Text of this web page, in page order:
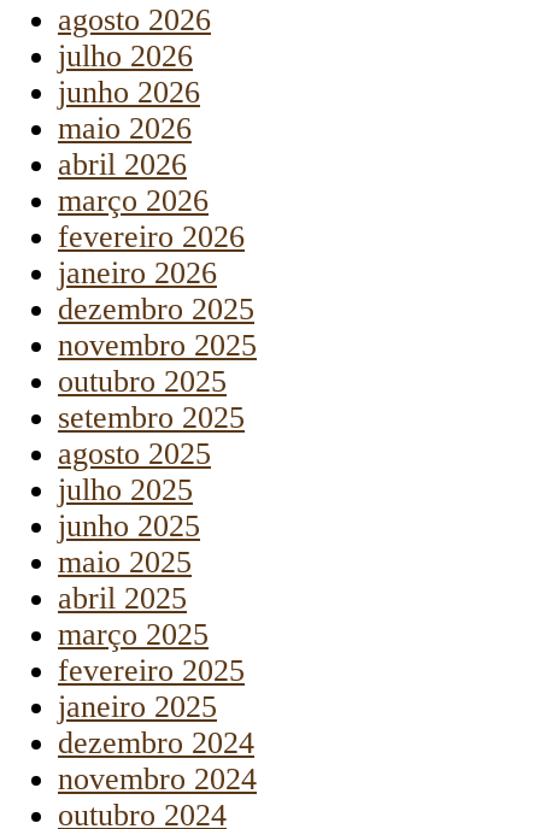
agosto 2026
julho 2026
junho 2026
maio 2026
abril 2026
março 2026
fevereiro 2026
janeiro 2026
dezembro 2025
novembro 2025
outubro 2025
setembro 2025
agosto 2025
julho 2025
junho 2025
maio 2025
abril 2025
março 2025
fevereiro 2025
janeiro 2025
dezembro 2024
novembro 2024
outubro 2024